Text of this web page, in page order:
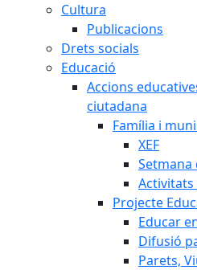
Cultura
Publicacions
Drets socials
Educació
Accions
ciutadana
Família i
XEF
Setmana
Activitats
Projecte
Educar
Difusió
Parets,